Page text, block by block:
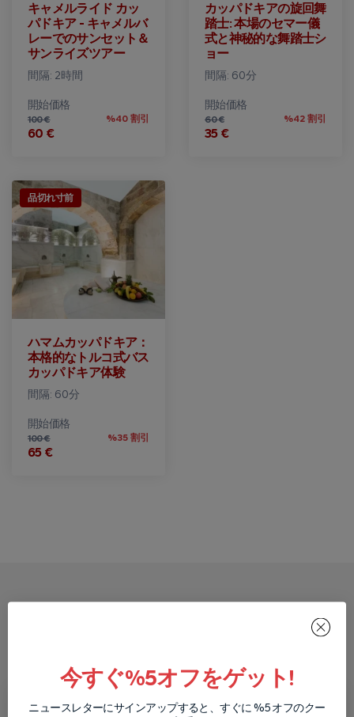
キャメルライド カッ
パドキア - キャメルバ
レーでのサンセット＆
サンライズツアー
間隔: 2時間
開始価格
100 €
60 €
%40 割引
カッパドキアの旋回舞
踏士: 本場のセマー儀
式と神秘的な舞踏士シ
ョー
間隔: 60分
開始価格
60 €
35 €
%42 割引
品切れ寸前
ハマムカッパドキア：
本格的なトルコ式バス
カッパドキア体験
間隔: 60分
開始価格
100 €
65 €
%35 割引
カッパドキアでレッドツアー
ツアーの日付を 予約フォームに
今すぐ%5オフをゲット!
ニュースレターにサインアップすると、すぐに %5 オフのクー